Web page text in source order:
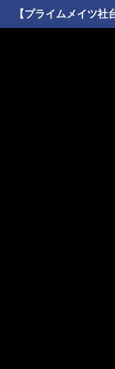
【プライムメイツ社